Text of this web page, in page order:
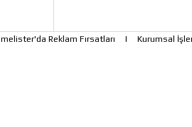
melister'da Reklam Fırsatları | Kurumsal